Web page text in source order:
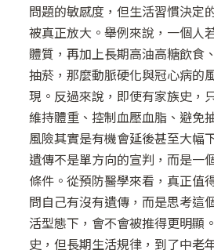
問題的敏感度，但生活習慣決定
被真正放大。舉例來說，一個人
體質，再加上長期高油高糖飲食
抽菸，那麼動脈硬化與冠心病的
現。反過來說，即使有家族史，
維持體重、控制血壓血脂、避免
風險其實是有機會延後甚至大幅
遺傳不是單方向的宣判，而是一
條件。從預防醫學來看，真正值
問自己有沒有遺傳，而是思考這
活型態下，會不會被推得更明顯
史，但長期生活規律，到了中老